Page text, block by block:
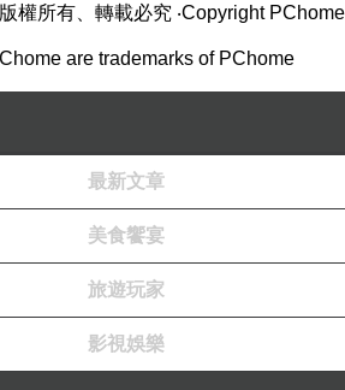
權所有、轉載必究 ‧Copyright PChome
are trademarks of PChome
最新文章
美食饗宴
旅遊玩家
影視娛樂